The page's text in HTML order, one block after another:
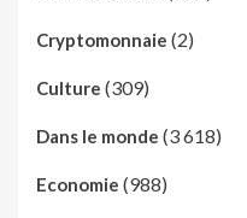
Cryptomonnaie (2)
Culture (309)
Dans le monde (3 618)
Economie (988)